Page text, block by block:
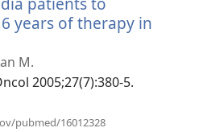
years of therapy in
M.
2005;27(7):380-5.
pubmed/16012328